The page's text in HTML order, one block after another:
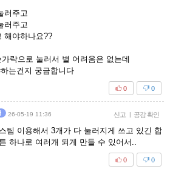
러주고
러주고
해야하나요??
락으로 눌러서 별 어려움은 없는데
는건지 궁금합니다
0
0
26-05-19 11:36 신고 | 공감 확인
팀 이용해서 3개가 다 눌러지게 쓰고 있긴 합
하나로 여러개 되게 만들 수 있어서..
0
0